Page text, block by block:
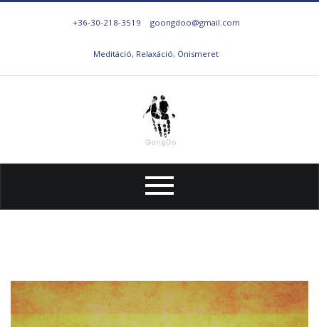
+36-30-218-3519 goongdoo@gmail.com
Meditáció, Relaxáció, Önismeret